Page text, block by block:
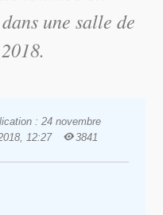
une salle de
: 24 novembre
12:27 3841